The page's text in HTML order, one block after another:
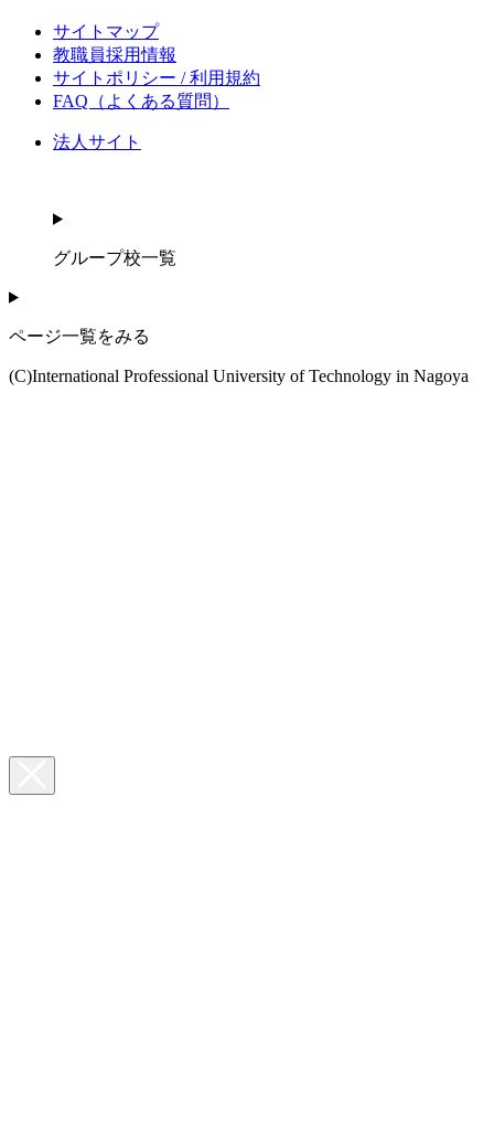
サイトマップ
教職員採用情報
サイトポリシー / 利用規約
FAQ（よくある質問）
法人サイト
グループ校一覧
ページ一覧をみる
(C)International Professional University of Technology in Nagoya